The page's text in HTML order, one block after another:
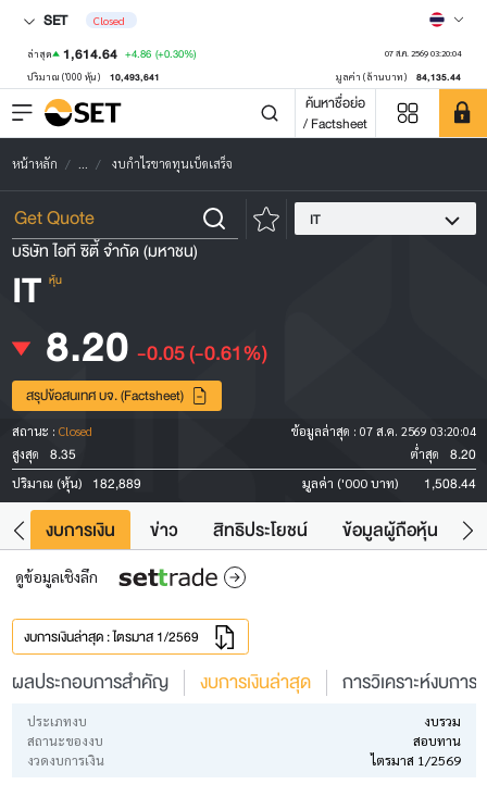
SET Closed
ล่าสุด 1,614.64 +4.86 (+0.30%) 07 ส.ค. 2569 03:20:04
ปริมาณ ('000 หุ้น) 10,493,641 มูลค่า (ล้านบาท) 84,135.44
ค้นหาชื่อย่อ
/ Factsheet
หน้าหลัก ... งบกำไรขาดทุนเบ็ดเสร็จ
IT
บริษัท ไอที ซิตี้ จำกัด (มหาชน)
IT หุ้น
8.20 -0.05(-0.61%)
สรุปข้อสนเทศ บจ. (Factsheet)
สถานะ : Closed ข้อมูลล่าสุด : 07 ส.ค. 2569 03:20:04
สูงสุด
8.35 ต่ำสุด 8.20
ปริมาณ (หุ้น) 182,889 มูลค่า ('000 บาท) 1,508.44
งบการเงิน ข่าว สิทธิประโยชน์ ข้อมูลผู้ถือหุ้น
ดูข้อมูลเชิงลึก
งบการเงินล่าสุด : ไตรมาส 1/2569
ผลประกอบการสำคัญ งบการเงินล่าสุด การวิเคราะห์งบการ
ประเภทงบ
งบรวม
สถานะของงบ
สอบทาน
งวดงบการเงิน
ไตรมาส 1/2569